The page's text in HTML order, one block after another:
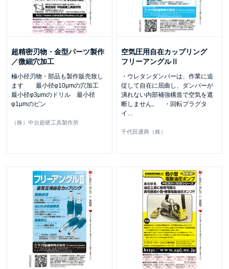
超精密刃物・金型パーツ製作
／微細穴加工
極小径刃物・部品も製作販売致し
ます 最小径φ10μmの穴加工
最小径φ3μmのドリル 最小径
φ1μmのピン
（株）中台超硬工具製作所
空気圧用自在カップリング
フリーアングルⅡ
・ウレタンダンパーは、作業に追
従して自在に屈曲し、ダンパーが
潰れない内部補強構造で空気を遮
断しません。 ・回転プラグタ
イ
千代田通商（株）